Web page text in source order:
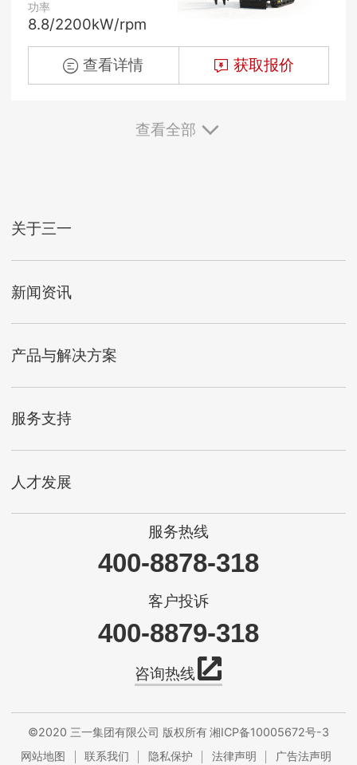
功率
8.8/2200kW/rpm
查看详情 获取报价
查看全部
关于三一
新闻资讯
产品与解决方案
服务支持
人才发展
服务热线
400-8878-318
客户投诉
400-8879-318
咨询热线
©2020 三一集团有限公司 版权所有湘ICP备10005672号-3
网站地图
联系我们 隐私保护 法律声明 广告法声明